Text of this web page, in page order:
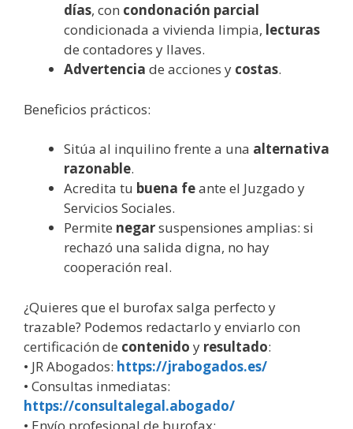
días, con condonación parcial
condicionada a vivienda limpia, lecturas
de contadores y llaves.
Advertencia de acciones y costas.
Beneficios prácticos:
Sitúa al inquilino frente a una alternativa
razonable.
Acredita tu buena feante el Juzgado y
Servicios Sociales.
Permite negarsuspensiones amplias: si
rechazó una salida digna, no hay
cooperación real.
¿Quieres que el burofax salga perfecto y
trazable? Podemos redactarlo y enviarlo con
certificación de contenido y resultado:
• JR Abogados: https://jrabogados.es/
• Consultas inmediatas:
https://consultalegal.abogado/
• Envío profesional de burofax: